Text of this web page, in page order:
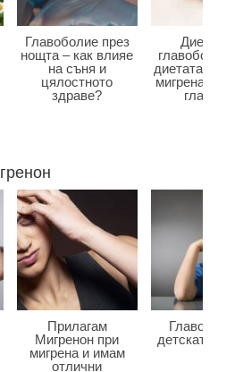
Главоболие през
нощта – как влияе
на съня и
цялостното
здраве?
Диета при
главоболие –
диетата
мигрена и
главата?
Прилагам
Мигренон при
мигрена и имам
отлични
детската